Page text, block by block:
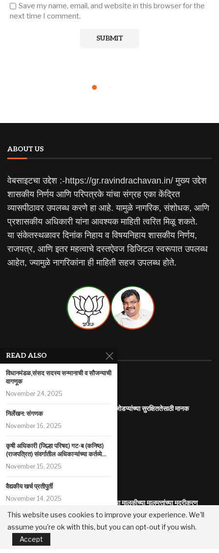
Save my name, email, and website in this browser for the
next time I comment.
ABOUT US
वेबसाइटचा उद्देश :-https://gr.ravindrachavan.in/ मुख्य उद्देश
शासकीय निर्णय आणि परिपत्रके यांचा संग्रह एका केंद्रित
व्यासपीठावर उपलब्ध करणे हा आहे. यामुळे नागरिक, संशोधक, आणि
प्रशासकीय अधिकारी यांना आवश्यक माहिती त्वरित मिळू शकते.
या संकेतस्थळावर दिनांक निहाय व विषयनिहाय शासकीय निर्णय,
राजपत्र, आणि इतर महत्वाचे दस्तऐवज डिजिटल स्वरूपात उपलब्ध
आहेत, ज्यामुळे नागरिकांना ही माहिती सहज उपलब्ध होते.
RECENT ARTICLES
महाराष्ट्र इलेक्ट्रिक वाहन धोरण
July 29, 2026
आंतरजातीय किंवा आंतरधर्मीय विवाह करणा-या जोडप्यांच्या सुरक्षिततेसाठी मानक
कार्यप्रणाली
July 29, 2026
पोलीस कोठडीतील मृत्यू
July 29, 2026
July 29, 2026
महानगरपालिका /नगरपरिषदा/नगरपंचायती यांच्या मालकीच्या मालमत्तांच्या मुद्रीकरण
धोरण
महाराष्ट्र दुकाने व आस्थापना अधिनियम 1948
READ ALSO
विधानमंडळ,संसद सदस्य सन्मानाची व सौजन्याची
वागणूक
November 24, 2025
निर्लेखन: संगणक
November 16, 2025
कृषी अधिकारी (जिल्हा परिषद) गट-ब (कनिष्ठ)
(राजपत्रित) संवर्गातील अधिकाऱ्यांच्या कर्तव्ये...
November 15, 2025
वैद्यकीय खर्च प्रतीपुर्ती
November 14, 2025
कर्तव्य व जबाबदारी : ग्रामसेवक ग्रामविकास
अधिकारी
November 13, 2025
This website uses cookies to improve your experience. We'll
assume you're ok with this, but you can opt-out if you wish.
Accept